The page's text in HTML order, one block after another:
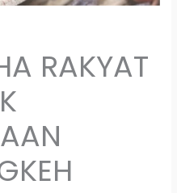
RAKYAT